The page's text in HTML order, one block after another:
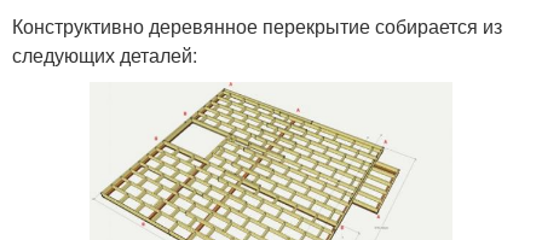
Конструктивно деревянное перекрытие собирается из
следующих деталей: